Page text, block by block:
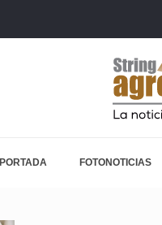
PORTADA FOTONOTICIAS